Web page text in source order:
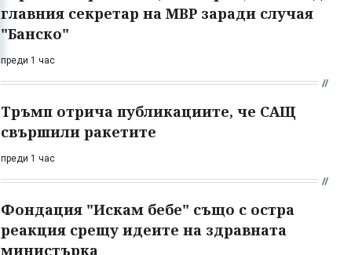
главния секретар на МВР заради случая
"Банско"
преди 1 час
Тръмп отрича публикациите, че САЩ
свършили ракетите
преди 1 час
Фондация "Искам бебе" също с остра
реакция срещу идеите на здравната
министърка